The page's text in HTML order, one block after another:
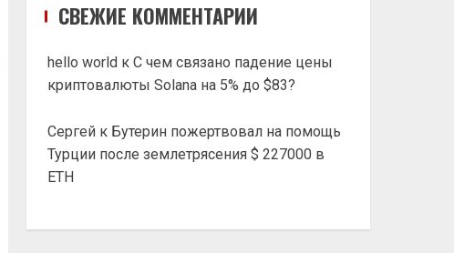
СВЕЖИЕ КОММЕНТАРИИ
hello world кС чем связано падение цены
криптовалюты Solana на 5% до $83?
Сергей к Бутерин пожертвовал на помощь
Турции после землетрясения $ 227000 в
ETH